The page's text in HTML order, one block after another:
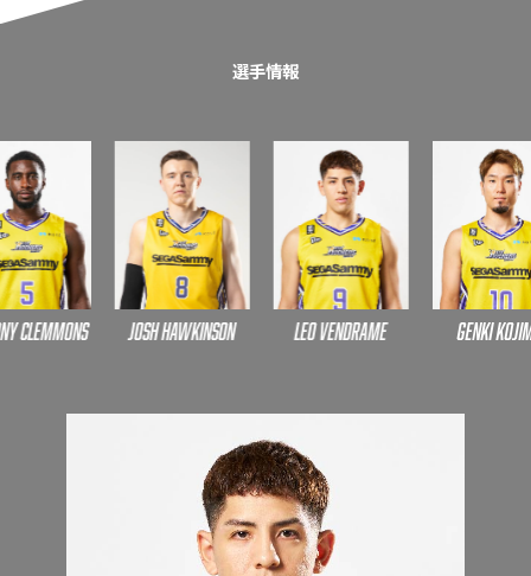
選手情報
Josh Hawkinson leo vendrame Genki Kojima